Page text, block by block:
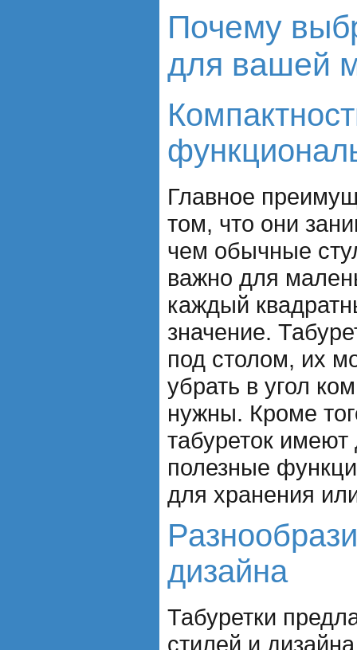
Почему
для вашей
Главное
том, что они
чем обычные
важно для
каждый
значение.
под столом, их
убрать в угол
нужны. Кроме
табуреток
полезные
для хранения
дизайна
Табуретки
стилей и